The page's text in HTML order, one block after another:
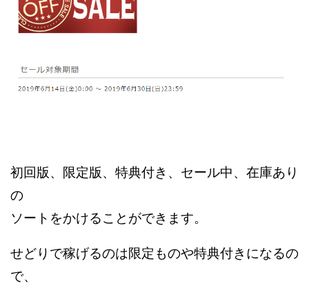
初回版、限定版、特典付き、セール中、在庫あり
の
ソートをかけることができます。
せどりで稼げるのは限定ものや特典付きになるの
で、